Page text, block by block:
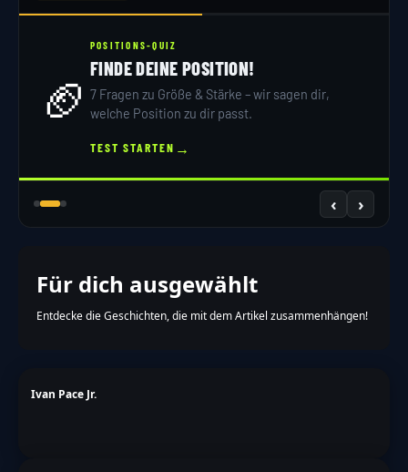
🏈
POSITIONS-QUIZ
FINDE DEINE POSITION!
7 Fragen zu Größe & Stärke – wir sagen dir,
welche Position zu dir passt.
TEST STARTEN →
‹ ›
Für dich ausgewählt
Entdecke die Geschichten, die mit dem Artikel zusammenhängen!
Ivan Pace Jr.